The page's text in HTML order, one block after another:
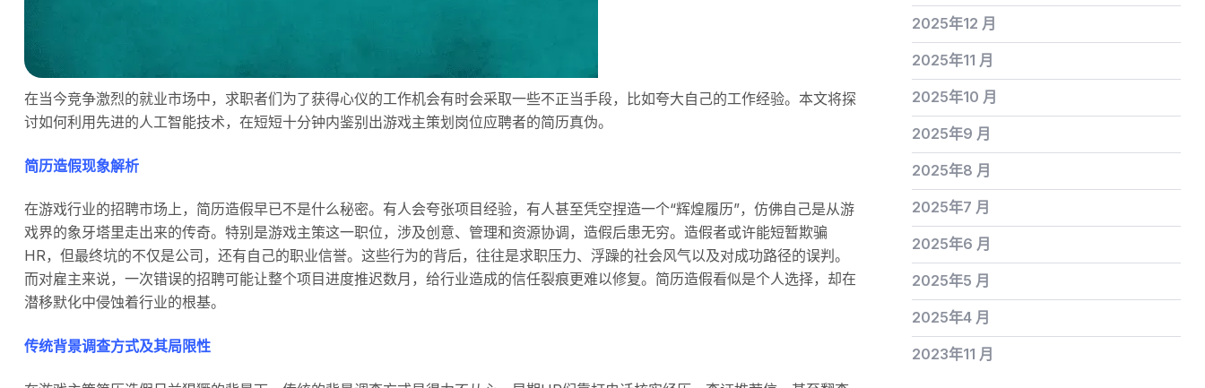
在当今竞争激烈的就业市场中，求职者们为了获得心仪的工作机会有时会采取一些不正当手段，比如夸大自己的工作经验。本文将探
讨如何利用先进的人工智能技术，在短短十分钟内鉴别出游戏主策划岗位应聘者的简历真伪。
简历造假现象解析
在游戏行业的招聘市场上，简历造假早已不是什么秘密。有人会夸张项目经验，有人甚至凭空捏造一个“辉煌履历”，仿佛自己是从游
戏界的象牙塔里走出来的传奇。特别是游戏主策这一职位，涉及创意、管理和资源协调，造假后患无穷。造假者或许能短暂欺骗
HR，但最终坑的不仅是公司，还有自己的职业信誉。这些行为的背后，往往是求职压力、浮躁的社会风气以及对成功路径的误判。
而对雇主来说，一次错误的招聘可能让整个项目进度推迟数月，给行业造成的信任裂痕更难以修复。简历造假看似是个人选择，却在
潜移默化中侵蚀着行业的根基。
传统背景调查方式及其局限性
2025年12 月
2025年11 月
2025年10 月
2025年9 月
2025年8 月
2025年7 月
2025年6 月
2025年5 月
2025年4 月
2023年11 月